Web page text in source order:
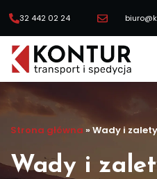
32 442 02 24
Strona główna » Wady i
Wady i